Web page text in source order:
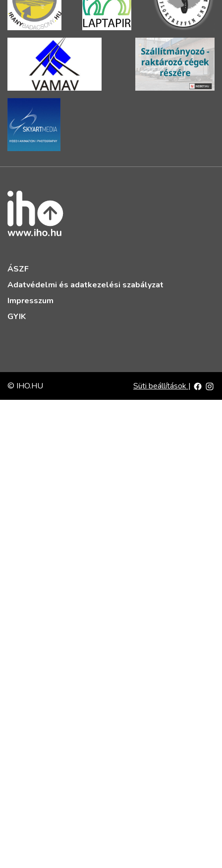
ÁSZF
Adatvédelmi és adatkezelési szabályzat
Impresszum
GYIK
© IHO.HU Süti beállítások |